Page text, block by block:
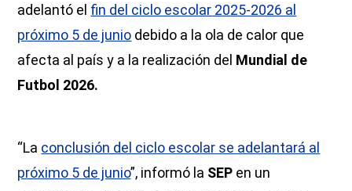
adelantó el fin del ciclo escolar 2025-2026 al
próximo 5 de junio debido a la ola de calor que
afecta al país y a la realización del Mundial de
Futbol 2026.
“La conclusión del ciclo escolar se adelantará al
próximo 5 de junio”, informó la SEP en un